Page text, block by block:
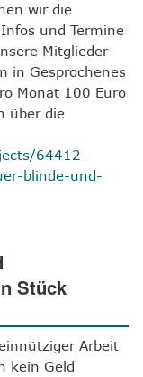
wir die
und Termine
Mitglieder
in Gesprochenes
Monat 100 Euro
über die
64412-
blinde-und-
Stück
Arbeit
kein Geld